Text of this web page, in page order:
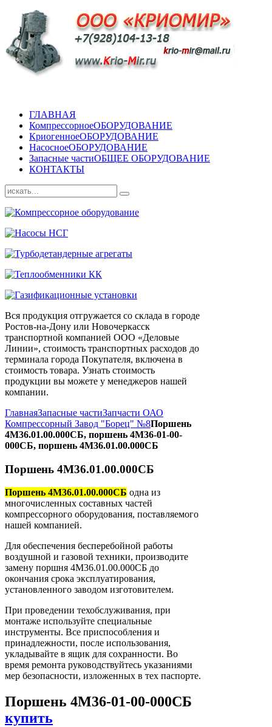
ГЛАВНАЯ
КомпрессорноеОБОРУДОВАНИЕ
КриогенноеОБОРУДОВАНИЕ
НасосноеОБОРУДОВАНИЕ
Запасные частиОБЩЕЕ ОБОРУДОВАНИЕ
КОНТАКТЫ
Вся продукция отгружается со склада в городе
Ростов-на-Дону или Новочеркасск
транспортной компанией ООО «Деловые
Линии», стоимость транспортных расходов до
терминала города Покупателя, включена в
стоимость товара. Узнать стоимость
продукции вы можете у менеджеров нашей
компании.
ГлавнаяЗапасные частиЗапчасти ОАО
Компрессорный Завод "Борец" №8Поршень
4М36.01.00.000СБ, поршень 4М36-01-00-
000СБ, поршень 4М36.01.00.000СБ
Поршень 4М36.01.00.000СБ
Поршень 4М36.01.00.000СБ одна из
многочисленных составных частей
компрессорного оборудования, поставляемого
нашей компанией.
Для обеспечения бесперебойной работы
воздушной и газовой техники, производите
замену поршня 4М36.01.00.000СБ до
окончания срока эксплуатирования,
установленного заводом изготовителем.
При проведении техобслуживания, при
монтаже используйте специальные
инструменты. Все приспособления и
принадлежности, после использования,
укладывайте в ящик для сохранности. Во
время ремонта руководствуйтесь указаниями
мер безопасности, изложенных в тех паспорте.
Поршень 4М36-01-00-000СБ
купить